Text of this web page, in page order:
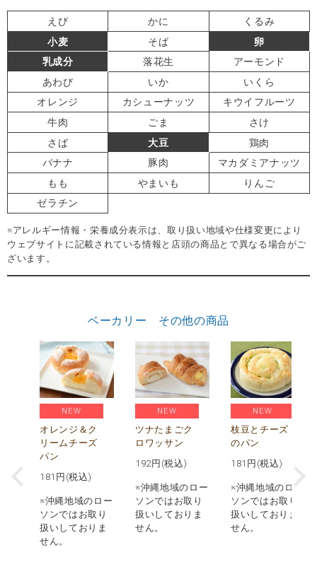
えび かに
くるみ
小麦
そば
卵
乳成分
落花生
アーモンド
あわび
いか
いくら
オレンジ
カシューナッツ
キウイフルーツ
牛肉
ごま
さけ
さば
大豆
鶏肉
バナナ
豚肉
マカダミアナッツ
もも
やまいも
りんご
ゼラチン
※アレルギー情報・栄養成分表示は、取り扱い地域や仕様変更により
ウェブサイトに記載されている情報と店頭の商品とで異なる場合がご
ざいます。
ベーカリー その他の商品
NEW
オレンジ＆ク
リームチーズ
パン
181 円(税込)
※沖縄地域のロー
ソンではお取り
扱いしておりま
せん。
NEW
ツナたまごク
ロワッサン
192 円(税込)
※沖縄地域のロー
ソンではお取り
扱いしておりま
せん。
NEW
枝豆とチーズ
のパン
181 円(税込)
※沖縄地域のロー
ソンではお取り
扱いしておりま
せん。